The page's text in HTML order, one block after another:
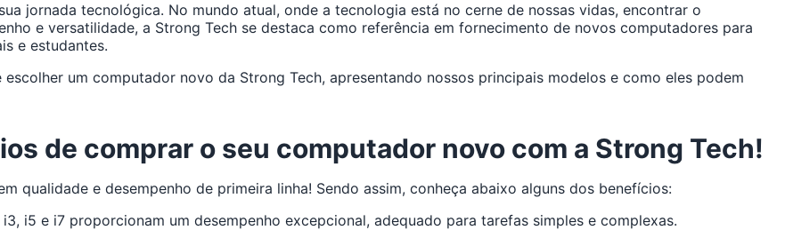
jornada tecnológica. No mundo atual, onde a tecnologia está no cerne de nossas vidas, encontrar o
e versatilidade, a Strong Tech se destaca como referência em fornecimento de novos computadores para
e estudantes.
um computador novo da Strong Tech, apresentando nossos principais modelos e como eles podem
de comprar o seu computador novo com a Strong Tech!
qualidade e desempenho de primeira linha! Sendo assim, conheça abaixo alguns dos benefícios:
i5 e i7 proporcionam um desempenho excepcional, adequado para tarefas simples e complexas.